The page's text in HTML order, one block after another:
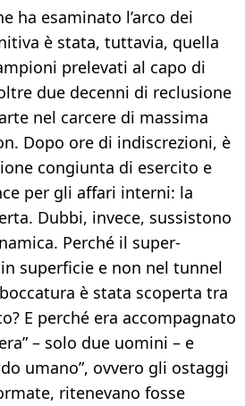
ha esaminato l’arco dei
è stata, tuttavia, quella
prelevati al capo di
due decenni di reclusione
nel carcere di massima
Dopo ore di indiscrezioni, è
congiunta di esercito e
per gli affari interni: la
Dubbi, invece, sussistono
Perché il super-
superficie e non nel tunnel
è stata scoperta tra
E perché era accompagnato
– solo due uomini – e
umano”, ovvero gli ostaggi
ritenevano fosse